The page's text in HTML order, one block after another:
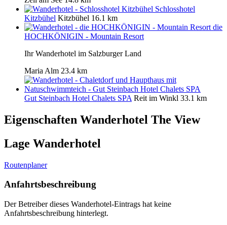
Schlosshotel
Kitzbühel Kitzbühel 16.1 km
die
HOCHKÖNIGIN - Mountain Resort
Ihr Wanderhotel im Salzburger Land
Maria Alm 23.4 km
Gut Steinbach Hotel Chalets SPA Reit im Winkl 33.1 km
Eigenschaften Wanderhotel The View
Lage Wanderhotel
Routenplaner
Anfahrtsbeschreibung
Der Betreiber dieses Wanderhotel-Eintrags hat keine
Anfahrtsbeschreibung hinterlegt.